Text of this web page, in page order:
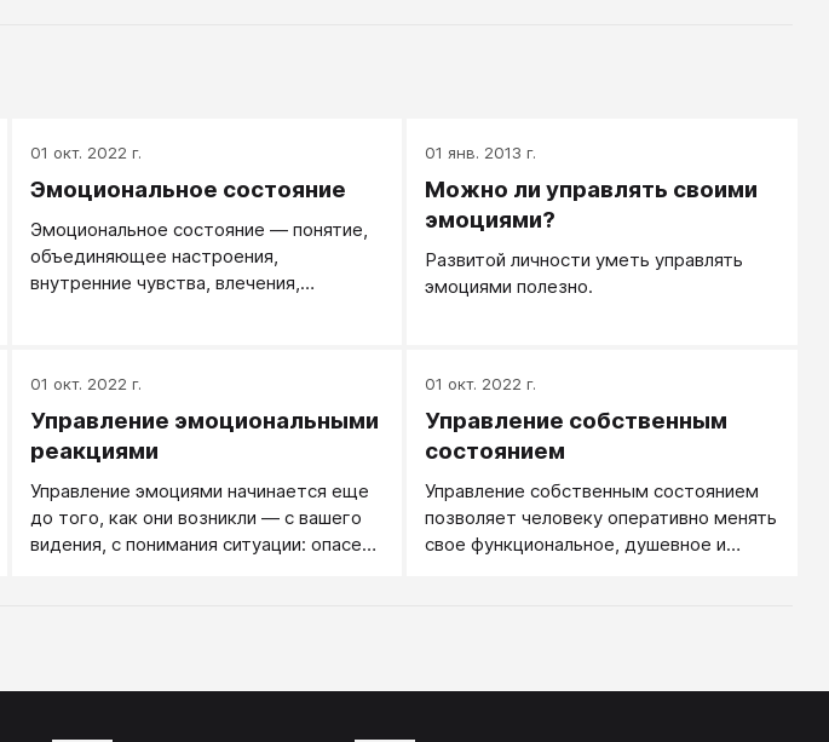
01 окт. 2022 г.
Эмоциональное состояние
Эмоциональное состояние — понятие,
объединяющее настроения,
внутренние чувства, влечения,
01 янв. 2013 г.
Можно ли управлять своими
эмоциями?
Развитой личности уметь управлять
эмоциями полезно.
01 окт. 2022 г.
Управление эмоциональными
реакциями
Управление эмоциями начинается еще
до того, как они возникли ― с вашего
видения, с понимания ситуации: опасен
01 окт. 2022 г.
Управление собственным
состоянием
Управление собственным состоянием
позволяет человеку оперативно менять
свое функциональное, душевное и